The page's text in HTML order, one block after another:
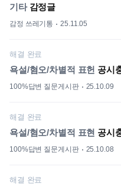
기타감정글
감정 쓰레기통 25.11.05
해결 완료
욕설/혐오/차별적 표헌 공시
100%답변 질문게시판 25.10.09
해결 완료
욕설/혐오/차별적 표현 공시
100%답변 질문게시판 25.10.08
해결 완료